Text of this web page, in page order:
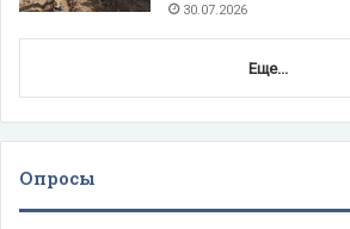
30.07.2026
Еще...
Опросы